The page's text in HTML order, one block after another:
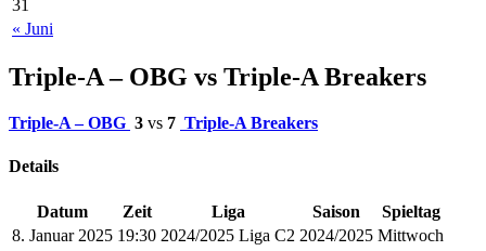
« Juni
31
Triple-A – OBG vs Triple-A Breakers
Triple-A – OBG 3 vs 7 Triple-A Breakers
Details
Datum Zeit Liga Saison
Spieltag
8. Januar 2025 19:30 2024/2025 Liga C2 2024/2025 Mittwoch